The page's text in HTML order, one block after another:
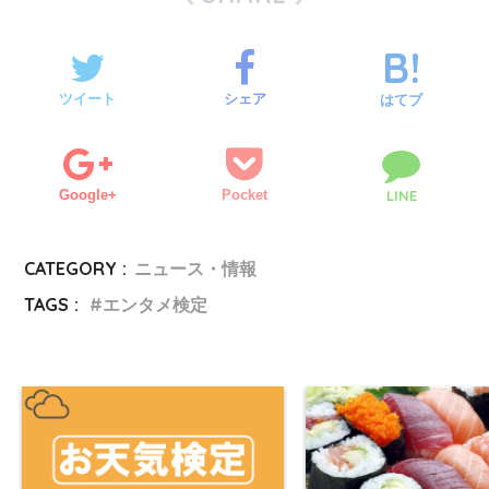
ツイート シェア はてブ
Google+ Pocket LINE
CATEGORY : ニュース・情報
TAGS :
エンタメ検定